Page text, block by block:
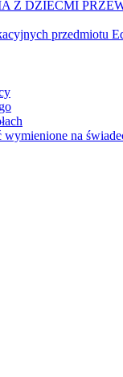
Z DZIEĆMI
przedmiotu
na